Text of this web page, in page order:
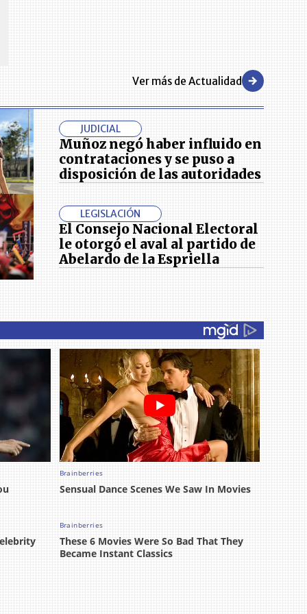
primeras empresas
Ver más de Actualidad
JUDICIAL
Muñoz negó haber influido en
contrataciones y se puso a
disposición de las autoridades
LEGISLACIÓN
El Consejo Nacional Electoral
le otorgó el aval al partido de
Abelardo de la Espriella